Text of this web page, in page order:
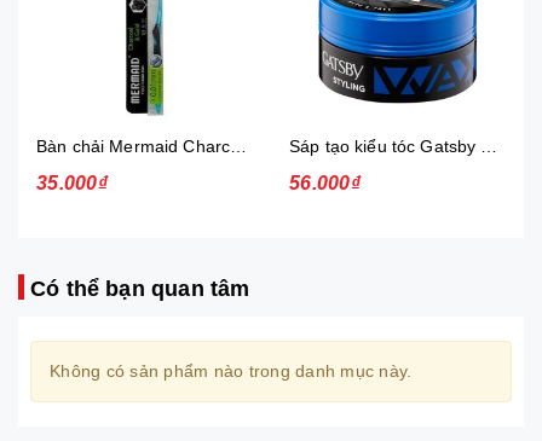
35.000₫ 56.000₫
Có thể bạn quan tâm
Không có sản phẩm nào trong danh mục này.